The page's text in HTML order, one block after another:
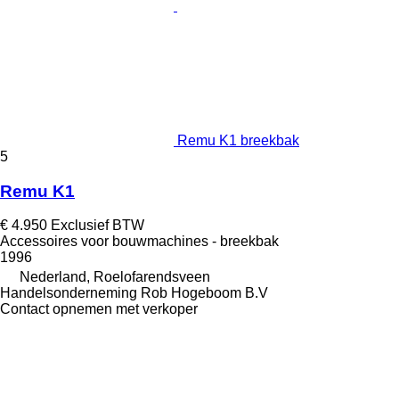
Remu K1 breekbak
5
Remu K1
€ 4.950 Exclusief BTW
Accessoires voor bouwmachines - breekbak
1996
Nederland, Roelofarendsveen
Handelsonderneming Rob Hogeboom B.V
Contact opnemen met verkoper